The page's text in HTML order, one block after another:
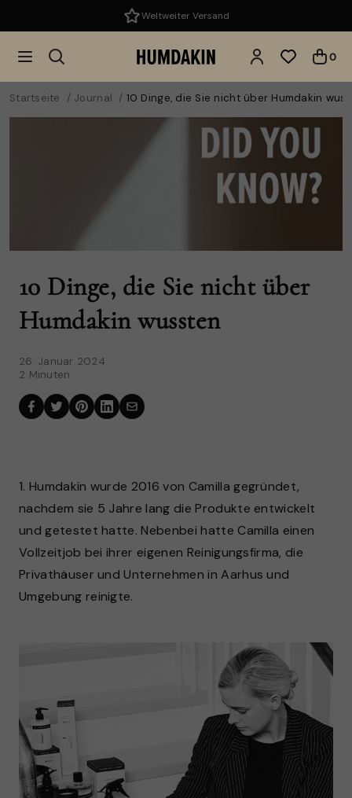
0
Startseite Journal 10 Dinge, die Sie nicht über Humdakin
10 Dinge, die Sie nicht über
Humdakin wussten
26. Januar 2024
2 Minuten
1. Humdakin wurde 2016 von Camilla gegründet,
nachdem sie 5 Jahre lang die Produkte entwickelt
und getestet hatte. Nebenbei hatte Camilla einen
Vollzeitjob bei ihrer eigenen Reinigungsfirma, die
Privathäuser und Unternehmen in Aarhus und
Umgebung reinigte.